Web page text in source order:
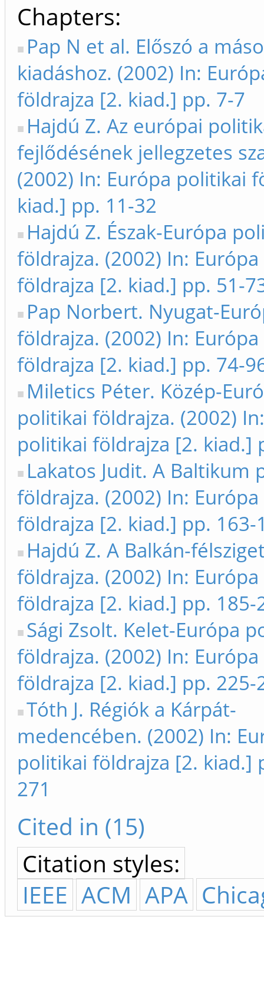
Chapters
Pap N et al. Előszó a
kiadáshoz. (2002) In:
földrajza [2. kiad.] pp. 7-7
Hajdú Z. Az európai
fejlődésének jellegzetes
(2002) In: Európa politikai
kiad.] pp. 11-32
Hajdú Z. Észak-Európa
földrajza. (2002) In:
földrajza [2. kiad.] pp. 51-
Pap Norbert. Nyugat-
földrajza. (2002) In:
földrajza [2. kiad.] pp. 74-
Miletics Péter. Közép-
politikai földrajza. (2002)
politikai földrajza [2. kiad.]
Lakatos Judit. A Baltikum
földrajza. (2002) In:
földrajza [2. kiad.] pp. 163-
Hajdú Z. A Balkán-
földrajza. (2002) In:
földrajza [2. kiad.] pp. 185-
Sági Zsolt. Kelet-Európa
földrajza. (2002) In:
földrajza [2. kiad.] pp. 225-
Tóth J. Régiók a Kárpát-
medencében. (2002) In:
politikai földrajza [2. kiad.]
271
Cited in (15)
Citation styles:
IEEE ACM APA